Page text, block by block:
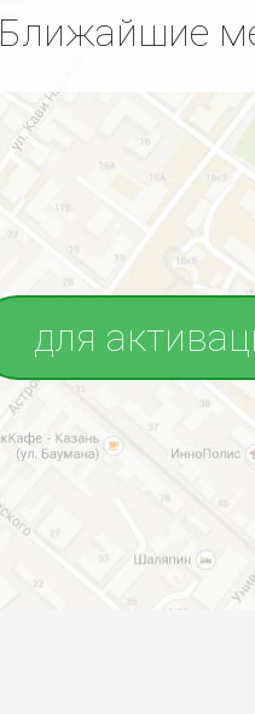
Ближайшие
для